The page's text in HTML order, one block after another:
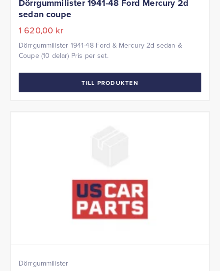
Dörrgummilister 1941-48 Ford Mercury 2d
sedan coupe
1 620,00 kr
Dörrgummilister 1941-48 Ford & Mercury 2d sedan &
Coupe (10 delar) Pris per set.
TILL PRODUKTEN
Dörrgummilister